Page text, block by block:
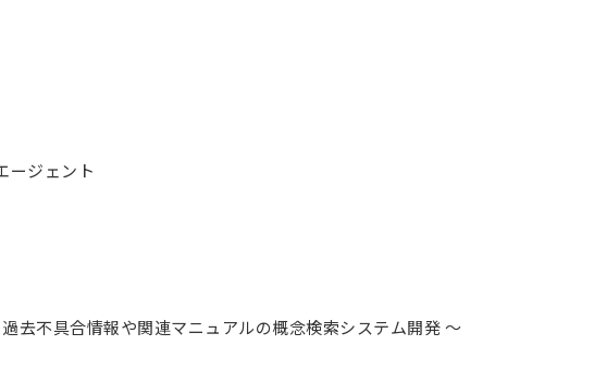
ージェント
去不具合情報や関連マニュアルの概念検索システム開発 ～